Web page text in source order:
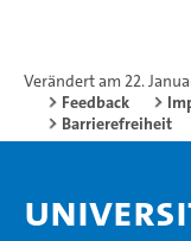
Verändert am 22.
Feedback
Barrierefreiheit